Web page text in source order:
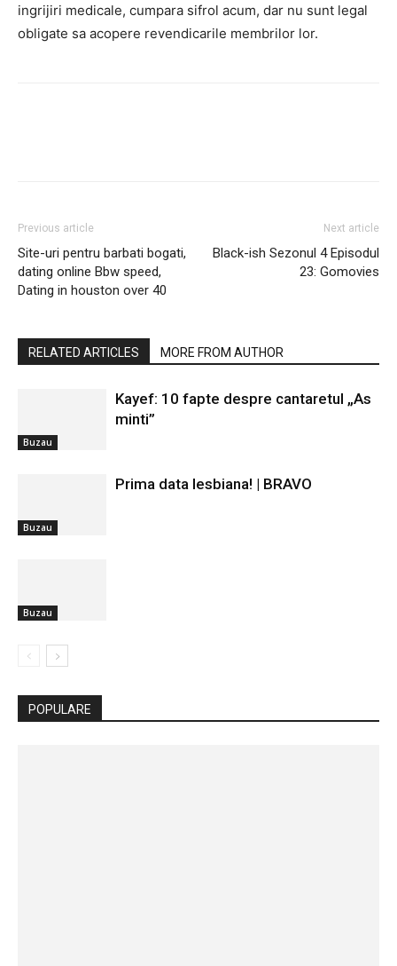
ingrijiri medicale, cumpara sifrol acum, dar nu sunt legal
obligate sa acopere revendicarile membrilor lor.
Previous article
Site-uri pentru barbati bogati,
dating online Bbw speed,
Dating in houston over 40
Next article
Black-ish Sezonul 4 Episodul
23: Gomovies
RELATED ARTICLES MORE FROM AUTHOR
Buzau
Kayef: 10 fapte despre cantaretul „As
minti”
Buzau
Prima data lesbiana! | BRAVO
Buzau
POPULARE